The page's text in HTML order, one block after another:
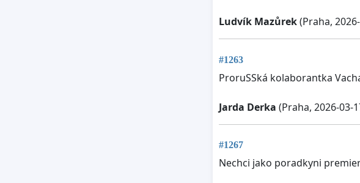
Ludvík Mazůrek(Praha,
#1263
ProruSSká kolaborantka
Jarda Derka (Praha, 2026-03-
#1267
Nechci jako poradkyni